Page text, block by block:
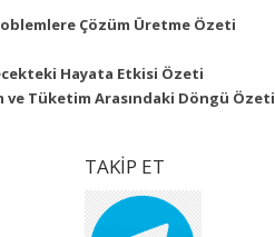
Çözüm Üretme Özeti
Hayata Etkisi Özeti
ve Tüketim Arasındaki Döngü Özeti
TAKİP ET